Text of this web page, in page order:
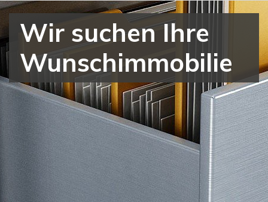
Wir suchen Ihre
Wunschimmobilie